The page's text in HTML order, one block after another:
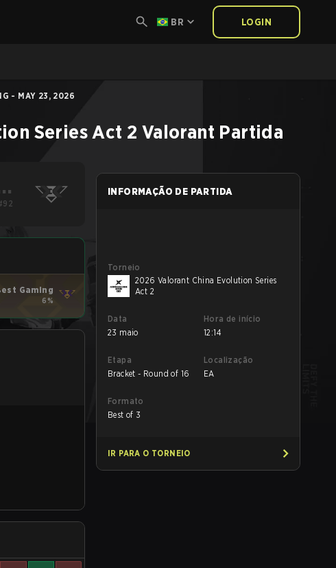
BR LOGIN
- MAY 23, 2026
Series Act 2 Valorant Partida
Gaming
6%
INFORMAÇÃO DE PARTIDA
Torneio
2026 Valorant China Evolution Series
Act 2
Data
23 maio
Hora de início
12:14
Etapa
Bracket - Round of 16
Localização
EA
Formato
Best of 3
IR PARA O TORNEIO